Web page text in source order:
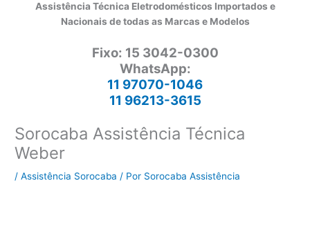
Assistência Técnica Eletrodomésticos Importados e
Nacionais de todas as Marcas e Modelos
Fixo: 15 3042-0300
WhatsApp:
11 97070-1046
11 96213-3615
Sorocaba Assistência Técnica
Weber
/Assistência Sorocaba / Por Sorocaba Assistência